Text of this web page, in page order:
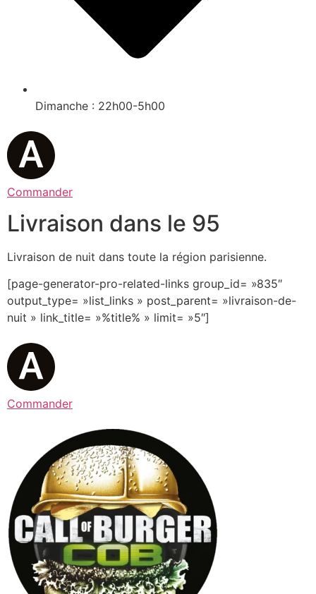
Dimanche : 22h00-5h00
Commander
Livraison dans le 95
Livraison de nuit dans toute la région parisienne.
[page-generator-pro-related-links group_id= »835″
output_type= »list_links » post_parent= »livraison-de-
nuit » link_title= »%title% » limit= »5″]
Commander